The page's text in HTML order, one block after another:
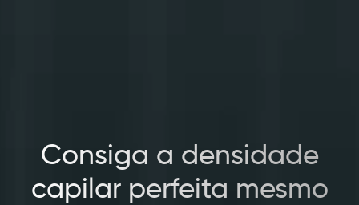
Consiga a densidade
capilar perfeita mesmo